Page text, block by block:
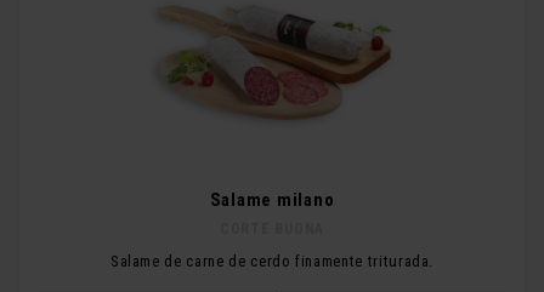
Salame milano
Salame de carne de cerdo finamente triturada.